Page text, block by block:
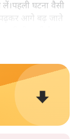
घटना वैसी
पढ़कर आगे बढ़ जाते
ही रहती है।